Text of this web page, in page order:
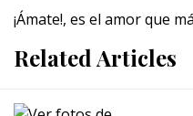
¡Ámate!, es el amor que
Related Articles